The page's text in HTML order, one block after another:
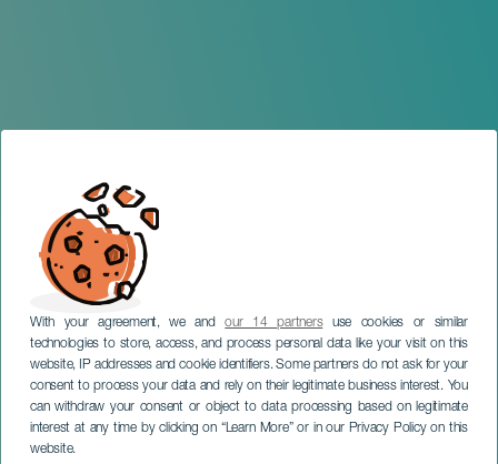
With your agreement, we andour 14 partnersuse cookies or similar
technologies to store, access, and process personal data like your visit on this
website, IP addresses and cookie identifiers. Some partners do not ask for your
consent to process your data and rely on their legitimate business interest. You
can withdraw your consent or object to data processing based on legitimate
interest at any time by clicking on “Learn More” or in our Privacy Policy on this
website.
Ópera Un ballo in maschera
de Giuseppe Verdi.
ТЕНЕРИФЕ